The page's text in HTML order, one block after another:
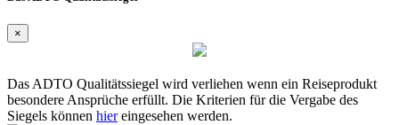
×
Das ADTO Qualitätssiegel wird verliehen wenn ein Reiseprodukt
besondere Ansprüche erfüllt. Die Kriterien für die Vergabe des
Siegels können hiereingesehen werden.